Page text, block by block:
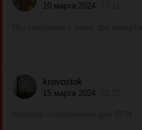
10 марта 2024
krovostok
15 марта 2024